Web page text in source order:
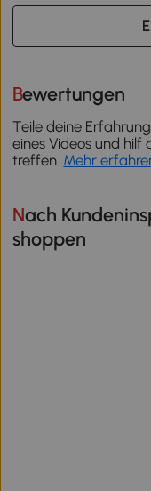
Bewertungen
Teile deine
eines Videos und hilf
treffen. Mehr
Nach Kundeninspiration
shoppen